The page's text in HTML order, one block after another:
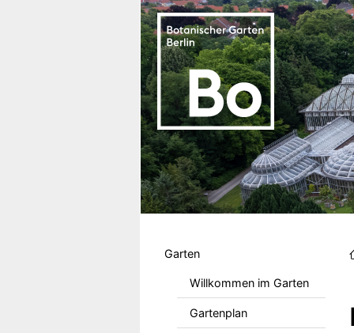
Garten
Willkommen im Garten
Gartenplan